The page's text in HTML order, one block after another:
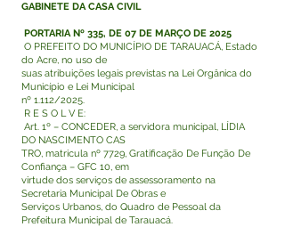
GABINETE DA CASA CIVIL
PORTARIA Nº 335, DE 07 DE MARÇO DE 2025
O PREFEITO DO MUNICÍPIO DE TARAUACÁ, Estado
do Acre, no uso de
suas atribuições legais previstas na Lei Orgânica do
Município e Lei Municipal
nº 1.112/2025.
R E S O L V E:
Art. 1º – CONCEDER, a servidora municipal, LÍDIA
DO NASCIMENTO CAS
TRO, matricula nº 7729, Gratificação De Função De
Confiança – GFC 10, em
virtude dos serviços de assessoramento na
Secretaria Municipal De Obras e
Serviços Urbanos, do Quadro de Pessoal da
Prefeitura Municipal de Tarauacá.